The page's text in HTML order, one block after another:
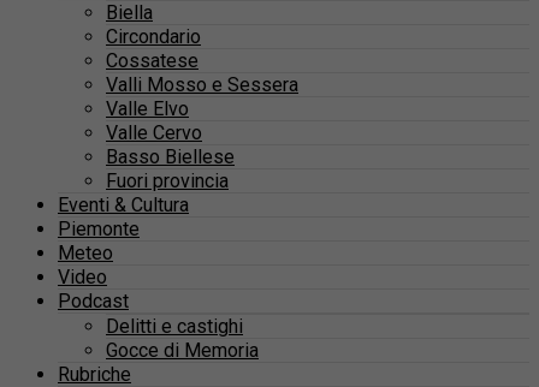
Biella
Circondario
Cossatese
Valli Mosso e Sessera
Valle Elvo
Valle Cervo
Basso Biellese
Fuori provincia
Eventi & Cultura
Piemonte
Meteo
Video
Podcast
Delitti e castighi
Gocce di Memoria
Rubriche